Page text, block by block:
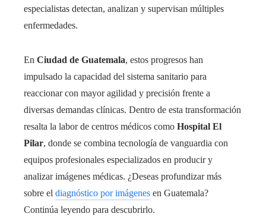
especialistas detectan, analizan y supervisan múltiples
enfermedades.
En Ciudad de Guatemala, estos progresos han
impulsado la capacidad del sistema sanitario para
reaccionar con mayor agilidad y precisión frente a
diversas demandas clínicas. Dentro de esta transformación
resalta la labor de centros médicos como Hospital El
Pilar, donde se combina tecnología de vanguardia con
equipos profesionales especializados en producir y
analizar imágenes médicas. ¿Deseas profundizar más
sobre el diagnóstico por imágenes en Guatemala?
Continúa leyendo para descubrirlo.